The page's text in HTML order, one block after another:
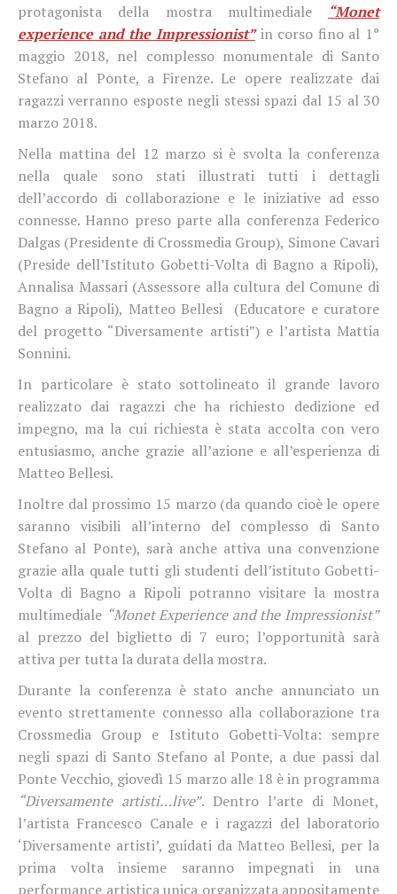
protagonista della mostra multimediale
“Monet
experience and the Impressionist”in corso fino al 1°
maggio 2018, nel complesso monumentale di Santo
Stefano al Ponte, a Firenze. Le opere realizzate dai
ragazzi verranno esposte negli stessi spazi dal 15 al 30
marzo 2018.
Nella mattina del 12 marzo si è svolta la conferenza
nella quale sono stati illustrati tutti i dettagli
dell’accordo di collaborazione e le iniziative ad esso
connesse. Hanno preso parte alla conferenza Federico
Dalgas (Presidente di Crossmedia Group), Simone Cavari
(Preside dell’Istituto Gobetti-Volta di Bagno a Ripoli),
Annalisa Massari (Assessore alla cultura del Comune di
Bagno a Ripoli), Matteo Bellesi (Educatore e curatore
del progetto “Diversamente artisti”) e l’artista Mattia
Sonnini.
In particolare è stato sottolineato il grande lavoro
realizzato dai ragazzi che ha richiesto dedizione ed
impegno, ma la cui richiesta è stata accolta con vero
entusiasmo, anche grazie all’azione e all’esperienza di
Matteo Bellesi.
Inoltre dal prossimo 15 marzo (da quando cioè le opere
saranno visibili all’interno del complesso di Santo
Stefano al Ponte), sarà anche attiva una convenzione
grazie alla quale tutti gli studenti dell’istituto Gobetti-
Volta di Bagno a Ripoli potranno visitare la mostra
multimediale “Monet Experience and the Impressionist”
al prezzo del biglietto di 7 euro; l’opportunità sarà
attiva per tutta la durata della mostra.
Durante la conferenza è stato anche annunciato un
evento strettamente connesso alla collaborazione tra
Crossmedia Group e Istituto Gobetti-Volta: sempre
negli spazi di Santo Stefano al Ponte, a due passi dal
Ponte Vecchio, giovedì 15 marzo alle 18 è in programma
“Diversamente artisti…live”. Dentro l’arte di Monet,
l’artista Francesco Canale e i ragazzi del laboratorio
‘Diversamente artisti’, guidati da Matteo Bellesi, per la
prima volta insieme saranno impegnati in una
performance artistica unica organizzata appositamente